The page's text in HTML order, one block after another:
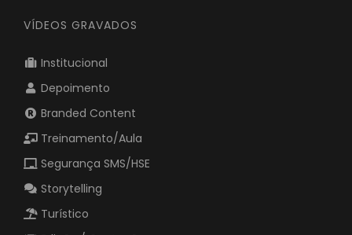
VÍDEOS GRAVADOS
Institucional
Depoimento
Branded Content
Treinamento/Aula
Segurança SMS/HSE
Storytelling
Turístico